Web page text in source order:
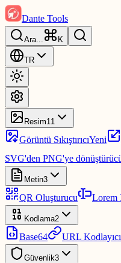
Dante Tools
Ara... K
TR
Resim11
Görüntü SıkıştırıcıYeni
SVG'den PNG'ye
Metin3
QR Oluşturucu Lorem
Kodlama2
Base64 URL Kodlayıcı
Güvenlik3